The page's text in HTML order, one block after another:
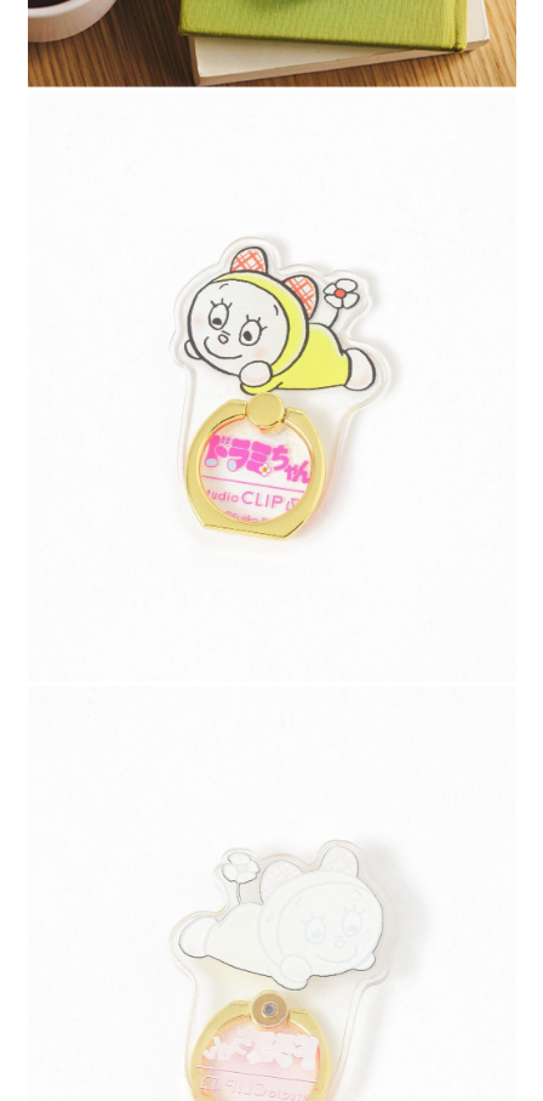
任。
４．使用「AFTEE先享後付」時，將依據個別帳號之用戶狀況，依本公司即
時審查核予不同之上限額度；若仍有額度不足之情形，本公司將視審查結果
請求用戶進行身份認證。
５．嚴禁一人註冊多個帳號或使用他人資訊註冊。若發現惡意使用之情形，